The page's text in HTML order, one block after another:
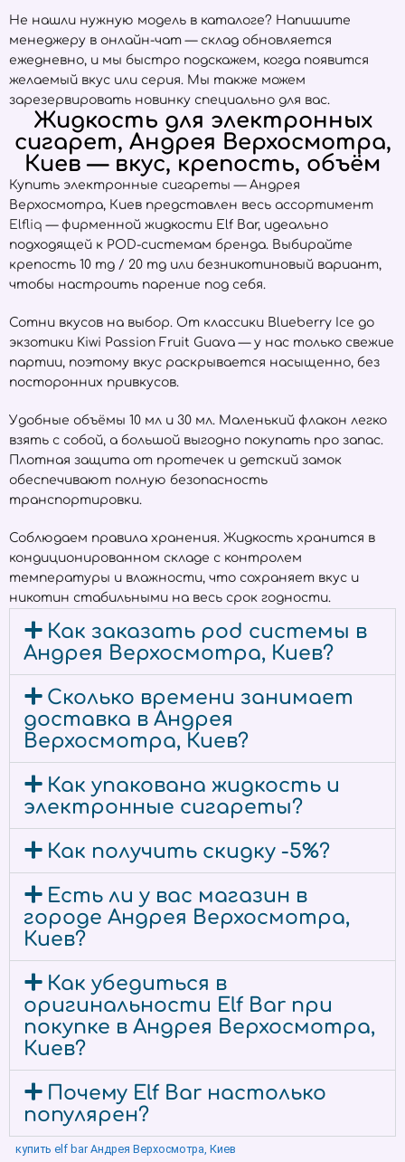
Не нашли нужную модель в каталоге? Напишите
менеджеру в онлайн-чат — склад обновляется
ежедневно, и мы быстро подскажем, когда появится
желаемый вкус или серия. Мы также можем
зарезервировать новинку специально для вас.
Жидкость для электронных
сигарет, Андрея Верхосмотра,
Киев — вкус, крепость, объём
Купить электронные сигареты — Андрея
Верхосмотра, Киев представлен весь ассортимент
Elfliq — фирменной жидкости Elf Bar, идеально
подходящей к POD-системам бренда. Выбирайте
крепость 10 mg / 20 mg или безникотиновый вариант,
чтобы настроить парение под себя.
Сотни вкусов на выбор. От классики Blueberry Ice до
экзотики Kiwi Passion Fruit Guava — у нас только свежие
партии, поэтому вкус раскрывается насыщенно, без
посторонних привкусов.
Удобные объёмы 10 мл и 30 мл. Маленький флакон легко
взять с собой, а большой выгодно покупать про запас.
Плотная защита от протечек и детский замок
обеспечивают полную безопасность
транспортировки.
Соблюдаем правила хранения. Жидкость хранится в
кондиционированном складе с контролем
температуры и влажности, что сохраняет вкус и
никотин стабильными на весь срок годности.
Как заказать pod системы в
Андрея Верхосмотра, Киев?
Сколько времени занимает
доставка в Андрея
Верхосмотра, Киев?
Как упакована жидкость и
электронные сигареты?
Как получить скидку -5%?
Есть ли у вас магазин в
городе Андрея Верхосмотра,
Киев?
Как убедиться в
оригинальности Elf Bar при
покупке в Андрея Верхосмотра,
Киев?
Почему Elf Bar настолько
популярен?
купить elf bar Андрея Верхосмотра, Киев